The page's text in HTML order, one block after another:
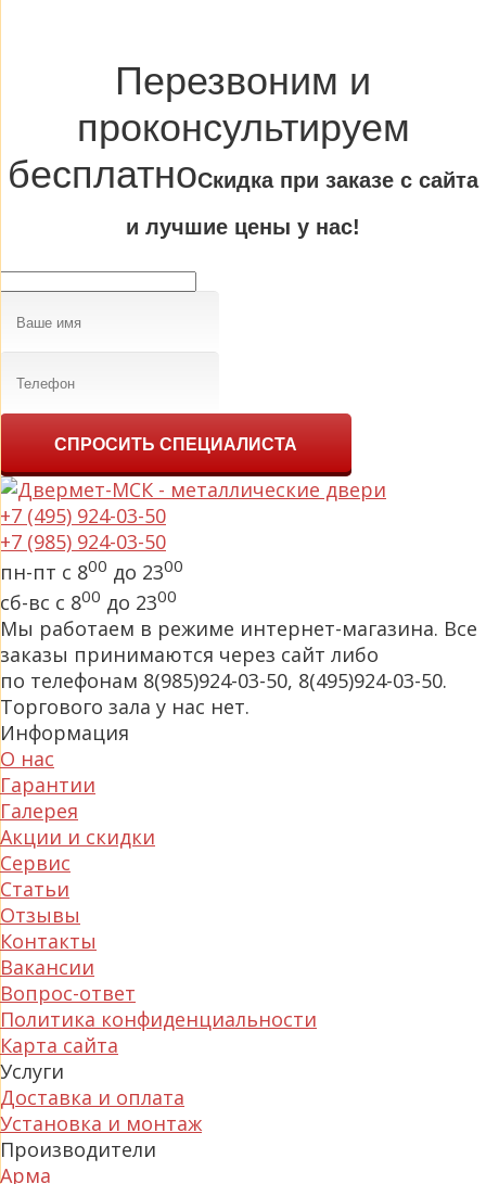
Перезвоним и
проконсультируем
бесплатноCкидка при заказе с сайта
и лучшие цены у нас!
СПРОСИТЬ СПЕЦИАЛИСТА
+7 (495) 924-03-50
+7 (985) 924-03-50
пн-пт с 800 до 2300
сб-вс с 800 до 2300
Мы работаем в режиме интернет-магазина. Все
заказы принимаются через сайт либо
по телефонам 8(985)924-03-50, 8(495)924-03-50.
Торгового зала у нас нет.
Информация
О нас
Гарантии
Галерея
Акции и скидки
Сервис
Статьи
Отзывы
Контакты
Вакансии
Вопрос-ответ
Политика конфиденциальности
Карта сайта
Услуги
Доставка и оплата
Установка и монтаж
Производители
Арма